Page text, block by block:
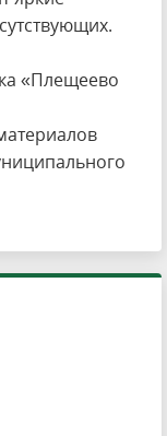
«Плещеево